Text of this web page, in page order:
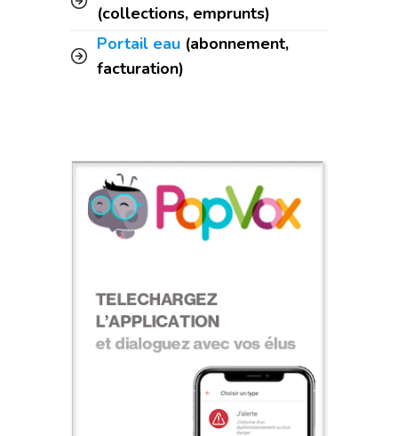
(collections, emprunts)
Portail eau (abonnement,
facturation)